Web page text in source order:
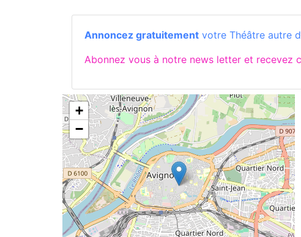
Annoncez gratuitement votre Théâtre autre
Abonnez vous à notre news letter et recevez
+
−